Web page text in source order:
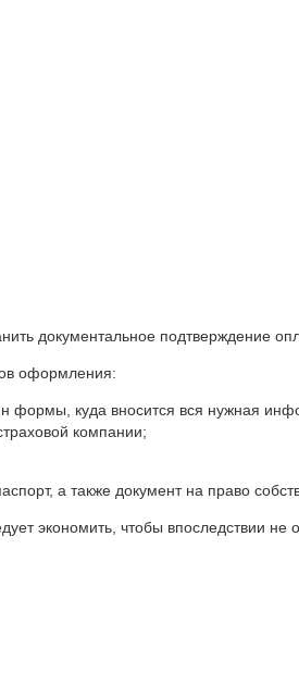
документальное подтверждение
оформления:
формы, куда вносится вся нужная
компании;
а также документ на право
экономить, чтобы впоследствии